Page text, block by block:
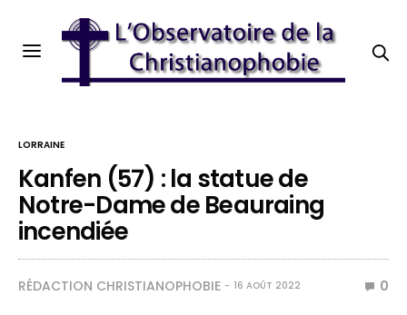
LORRAINE
Kanfen (57) : la statue de
Notre-Dame de Beauraing
incendiée
RÉDACTION CHRISTIANOPHOBIE 16 AOÛT 2022 0